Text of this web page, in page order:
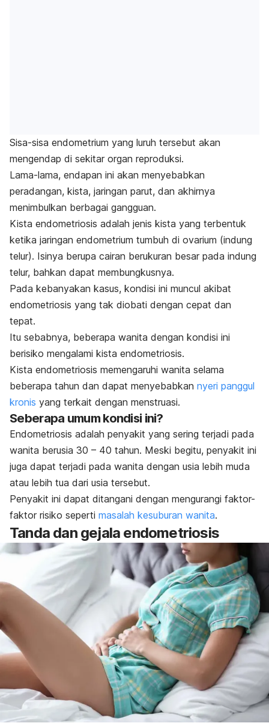
Sisa-sisa endometrium yang luruh tersebut akan
mengendap di sekitar organ reproduksi.
Lama-lama, endapan ini akan menyebabkan
peradangan, kista, jaringan parut, dan akhirnya
menimbulkan berbagai gangguan.
Kista endometriosis adalah jenis kista yang terbentuk
ketika jaringan endometrium tumbuh di ovarium (indung
telur). Isinya berupa cairan berukuran besar pada indung
telur, bahkan dapat membungkusnya.
Pada kebanyakan kasus, kondisi ini muncul akibat
endometriosis yang tak diobati dengan cepat dan
tepat.
Itu sebabnya, beberapa wanita dengan kondisi ini
berisiko mengalami kista endometriosis.
Kista endometriosis memengaruhi wanita selama
beberapa tahun dan dapat menyebabkan nyeri panggul
kronis yang terkait dengan menstruasi.
Seberapa umum kondisi ini?
Endometriosis adalah penyakit yang sering terjadi pada
wanita berusia 30 – 40 tahun. Meski begitu, penyakit ini
juga dapat terjadi pada wanita dengan usia lebih muda
atau lebih tua dari usia tersebut.
Penyakit ini dapat ditangani dengan mengurangi faktor-
faktor risiko seperti masalah kesuburan wanita.
Tanda dan gejala endometriosis